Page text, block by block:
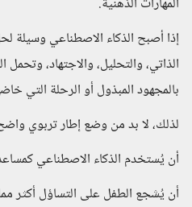
إذا أصبح الذكاء الاصطناعي وسيلة
الذاتي، والتحليل، والاجتهاد،
بالمجهود المبذول أو الرحلة التي
لذلك، لا بد من وضع إطار تربوي
أن يُستخدم الذكاء الاصطناعي
أن يُشجع الطفل على التساؤل أكثر